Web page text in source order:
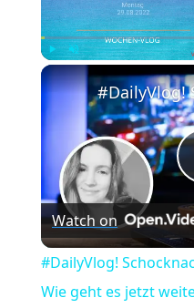
Play Unmute
Watch on
#DailyVlog!
Wie geht es jetzt